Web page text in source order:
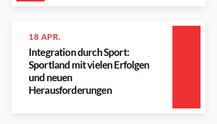
18 APR.
Integration durch Sport:
Sportland mit vielen Erfolgen
und neuen
Herausforderungen